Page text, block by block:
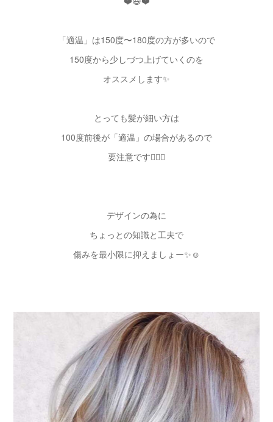
「適温」は150度〜180度の方が多いので
150度から少しづつ上げていくのを
オススメします✨
とっても髪が細い方は
100度前後が「適温」の場合があるので
要注意です👌🏻✨
デザインの為に
ちょっとの知識と工夫で
傷みを最小限に抑えましょー✨☺️